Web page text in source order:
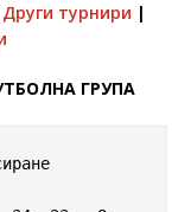
Други турнири |
ГРУПА